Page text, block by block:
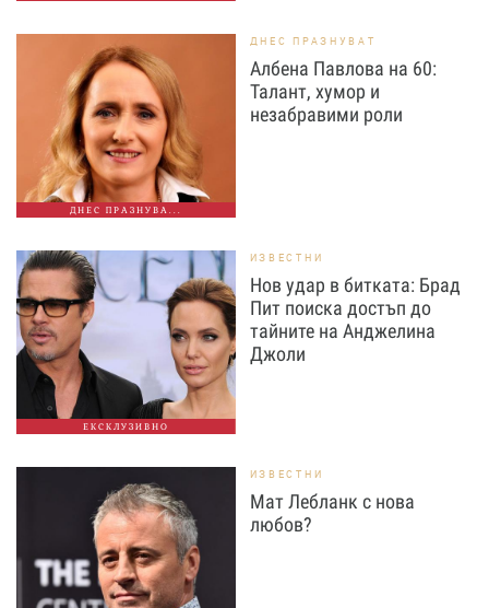
ДНЕС ПРАЗНУВА...
ДНЕС ПРАЗНУВАТ
Албена Павлова на 60:
Талант, хумор и
незабравими роли
ЕКСКЛУЗИВНО
ИЗВЕСТНИ
Нов удар в битката: Брад
Пит поиска достъп до
тайните на Анджелина
Джоли
ИЗВЕСТНИ
Мат Лебланк с нова
любов?